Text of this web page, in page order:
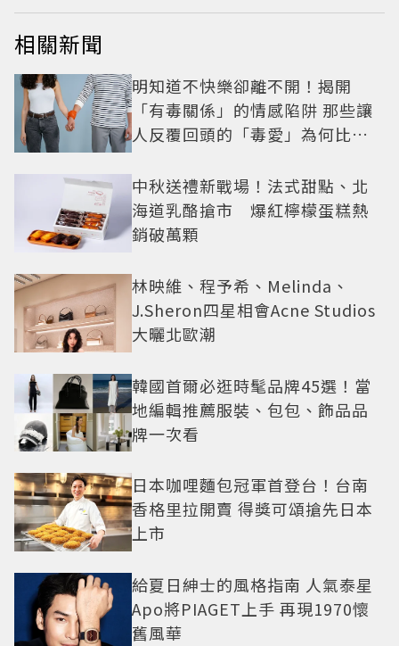
相關新聞
明知道不快樂卻離不開！揭開
「有毒關係」的情感陷阱 那些讓
人反覆回頭的「毒愛」為何比菸
中秋送禮新戰場！法式甜點、北
海道乳酪搶市 爆紅檸檬蛋糕熱
銷破萬顆
林映維、程予希、Melinda、
J.Sheron四星相會Acne Studios
大曬北歐潮
韓國首爾必逛時髦品牌45選！當
地編輯推薦服裝、包包、飾品品
牌一次看
日本咖哩麵包冠軍首登台！台南
香格里拉開賣 得獎可頌搶先日本
上市
給夏日紳士的風格指南 人氣泰星
Apo將PIAGET上手 再現1970懷
舊風華